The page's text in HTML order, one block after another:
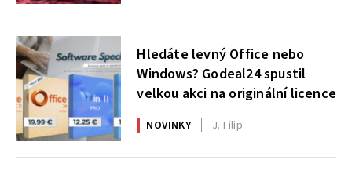
Hledáte levný Office nebo
Windows? Godeal24 spustil
velkou akci na originální licence
NOVINKY J. Filip